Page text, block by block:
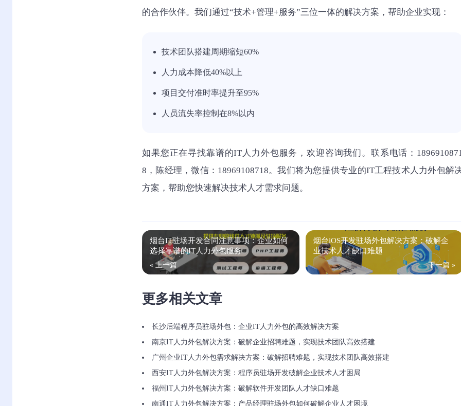
的合作伙伴。我们通过“技术+管理+服务”三位一体的解决方案，帮助企业实现：
技术团队搭建周期缩短60%
人力成本降低40%以上
项目交付准时率提升至95%
人员流失率控制在8%以内
如果您正在寻找靠谱的IT人力外包服务，欢迎咨询我们。联系电话：
8，陈经理，微信：18969108718。我们将为您提供专业的IT工程技术人力外包解
方案，帮助您快速解决技术人才需求问题。
烟台IT驻场开发合同注意事项：企业如何
选择靠谱的IT人力外包服务
« 上一篇
烟台iOS开发驻场外包解决方案：破解企
业技术人才缺口难题
下一篇 »
更多相关文章
长沙后端程序员驻场外包：企业IT人力外包的高效解决方案
南京IT人力外包解决方案：破解企业招聘难题，实现技术团队高效搭建
广州企业IT人力外包需求解决方案：破解招聘难题，实现技术团队高效搭建
西安IT人力外包解决方案：程序员驻场开发破解企业技术人才困局
福州IT人力外包解决方案：破解软件开发团队人才缺口难题
南通IT人力外包解决方案：产品经理驻场外包如何破解企业人才困境